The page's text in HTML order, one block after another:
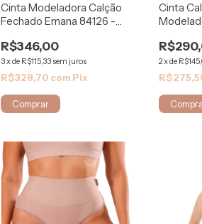
Cinta Modeladora Calção
Fechado Emana 84126 -
R$346,00
3xde R$115,33 sem juros
R$328,70 com Pix
Comprar
Cinta
2xde